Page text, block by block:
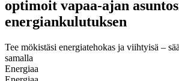
optimoit vapaa-ajan
energiankulutuksen
Tee mökistäsi energiatehokas ja viihtyisä –
samalla
Energiaa